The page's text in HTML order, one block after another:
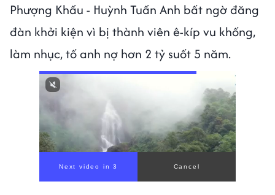
Phượng Khấu - Huỳnh Tuấn Anh bất ngờ đăng
đàn khởi kiện vì bị thành viên ê-kíp vu khống,
làm nhục, tố anh nợ hơn 2 tỷ suốt 5 năm.
Next video in 1 Cancel